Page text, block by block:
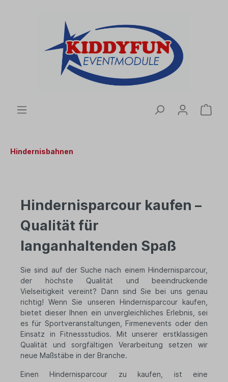
Hindernisbahnen
Hindernisparcour kaufen –
Qualität für
langanhaltenden Spaß
Sie sind auf der Suche nach einem Hindernisparcour,
der höchste Qualität und beeindruckende
Vielseitigkeit vereint? Dann sind Sie bei uns genau
richtig! Wenn Sie unseren Hindernisparcour kaufen,
bietet dieser Ihnen ein unvergleichliches Erlebnis, sei
es für Sportveranstaltungen, Firmenevents oder den
Einsatz in Fitnessstudios. Mit unserer erstklassigen
Qualität und sorgfältigen Verarbeitung setzen wir
neue Maßstäbe in der Branche.
Einen Hindernisparcour zu kaufen, ist eine